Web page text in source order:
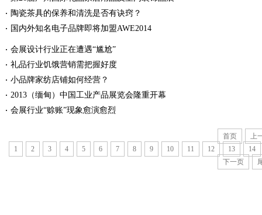
陶瓷茶具的保养和清洗是否有诀窍？
国内外知名电子品牌即将加盟AWE2014
会展设计行业正在遭遇“尴尬”
礼品行业饥饿营销需把握好度
小品牌家纺店铺如何经营？
2013（缅甸）中国工业产品展览会隆重开幕
会展行业“赊账”现象愈演愈烈
首页
上
1
2 3 4 5 6 7 8 9 10 11 12 13
14
下一页